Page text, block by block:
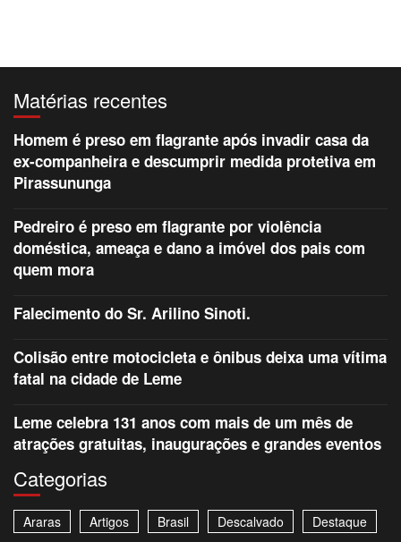
Matérias recentes
Homem é preso em flagrante após invadir casa da
ex-companheira e descumprir medida protetiva em
Pirassununga
Pedreiro é preso em flagrante por violência
doméstica, ameaça e dano a imóvel dos pais com
quem mora
Falecimento do Sr. Arilino Sinoti.
Colisão entre motocicleta e ônibus deixa uma vítima
fatal na cidade de Leme
Leme celebra 131 anos com mais de um mês de
atrações gratuitas, inaugurações e grandes eventos
Categorias
Araras Artigos Brasil Descalvado Destaque